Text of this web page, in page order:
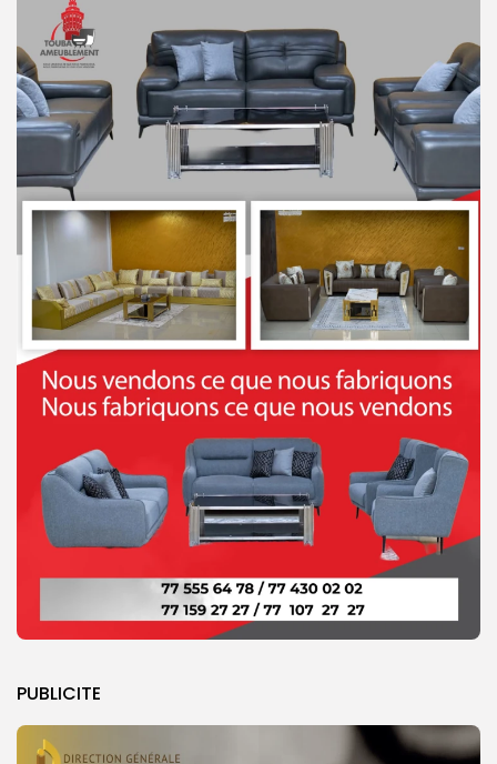
PUBLICITE